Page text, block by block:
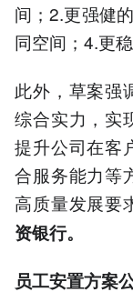
间；2.更强健
同空间；4.更
此外，草案强
综合实力，实
提升公司在客
合服务能力等
高质量发展要
资银行。
员工安置方案